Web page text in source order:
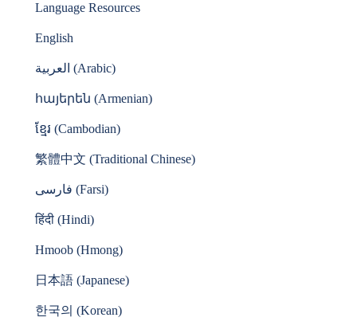
Language Resources
English
العربية (Arabic)
հայերեն (Armenian)
ខ្មែរ (Cambodian)
繁體中文 (Traditional Chinese)
فارسی (Farsi)
हिंदी (Hindi)
Hmoob (Hmong)
日本語 (Japanese)
한국의 (Korean)